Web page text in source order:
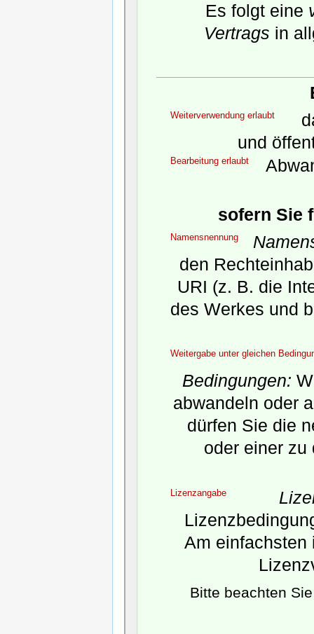
Es folgt eine
Vertrags in
Weiterverwendung erlaubt
und
Bearbeitung erlaubt
sofern Sie
Namensnennung
den
URI (z. B. die
des Werkes und
Weitergabe unter gleichen
Bedingungen:
abwandeln oder
dürfen Sie die
oder einer zu
Lizenzangabe
Am einfachsten
Bitte beachten